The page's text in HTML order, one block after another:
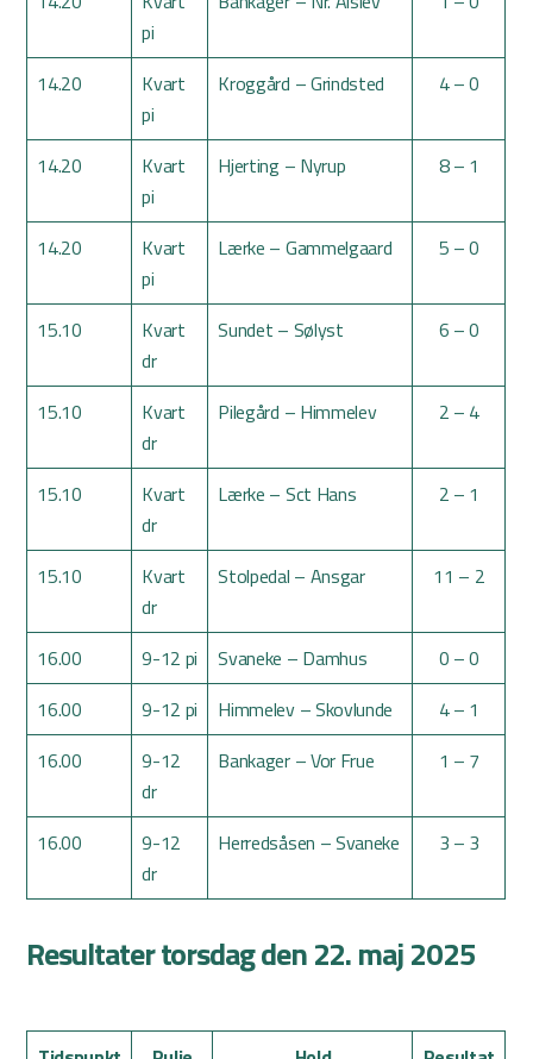
pi
14.20
Kvart
pi
Kroggård – Grindsted 4 – 0
14.20
Kvart
pi
Hjerting – Nyrup 8 – 1
14.20
Kvart
pi
Lærke – Gammelgaard 5 – 0
15.10
Kvart
dr
Sundet – Sølyst 6 – 0
15.10
Kvart
dr
Pilegård – Himmelev 2 – 4
15.10
Kvart
dr
Lærke – Sct Hans 2 – 1
15.10
Kvart
dr
Stolpedal – Ansgar 11 – 2
16.00 9-12 pi Svaneke – Damhus
0 – 0
16.00
9-12 pi Himmelev – Skovlunde
4 – 1
16.00
9-12
dr
Bankager – Vor Frue 1 – 7
16.00
9-12
dr
Herredsåsen – Svaneke 3 – 3
Resultater torsdag den 22. maj 2025